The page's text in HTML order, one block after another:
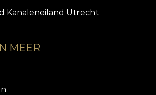
Kanaleneiland Utrecht
MEER